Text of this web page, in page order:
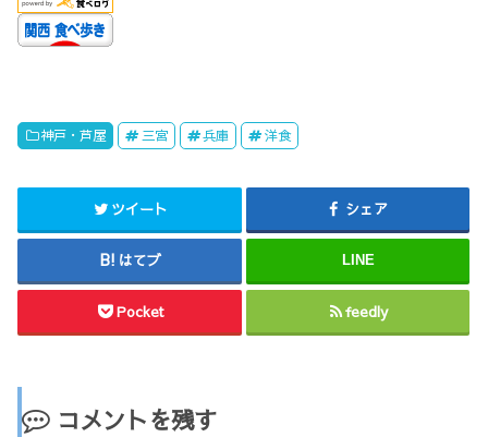
神戸・芦屋 三宮 兵庫 洋食
ツイート シェア
はてブ LINE
Pocket feedly
コメントを残す